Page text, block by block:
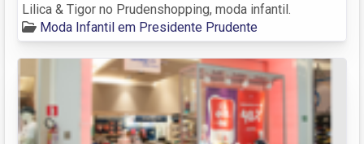
Lilica & Tigor no Prudenshopping, moda infantil.
Moda Infantil em Presidente Prudente